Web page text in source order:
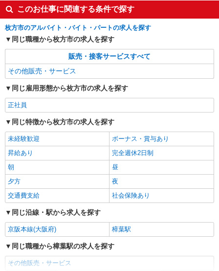
このお仕事に関連する条件で探す
枚方市のアルバイト・バイト・パートの求人を探す
同じ職種から枚方市の求人を探す
販売・接客サービスすべて
その他販売・サービス
同じ雇用形態から枚方市の求人を探す
正社員
同じ特徴から枚方市の求人を探す
未経験歓迎
ボーナス・賞与あり
昇給あり
完全週休2日制
朝
昼
夕方
夜
交通費支給
社会保険あり
同じ沿線・駅から求人を探す
京阪本線(大阪府) 樟葉駅
同じ職種から樟葉駅の求人を探す
その他販売・サービス